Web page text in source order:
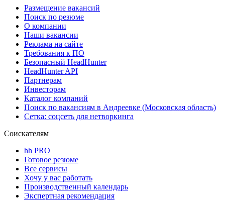
Размещение вакансий
Поиск по резюме
О компании
Наши вакансии
Реклама на сайте
Требования к ПО
Безопасный HeadHunter
HeadHunter API
Партнерам
Инвесторам
Каталог компаний
Поиск по вакансиям в Андреевке (Московская область)
Сетка: соцсеть для нетворкинга
Соискателям
hh PRO
Готовое резюме
Все сервисы
Хочу у вас работать
Производственный календарь
Экспертная рекомендация